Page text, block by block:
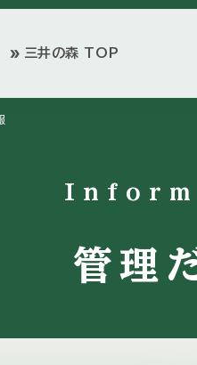
double_arrow 三井の森 TOP
管理